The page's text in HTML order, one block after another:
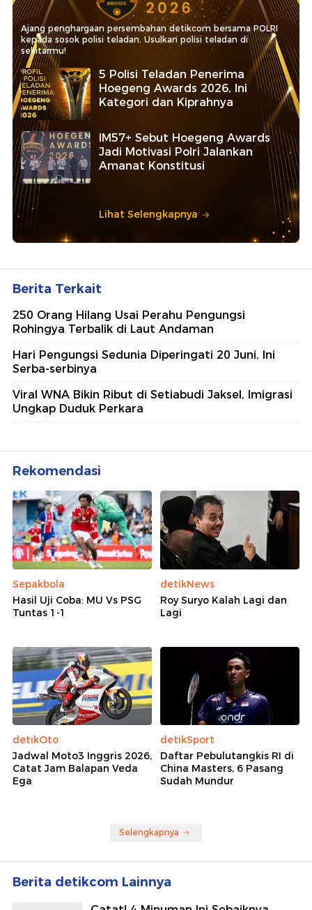
Ajang penghargaan persembahan detikcom bersama POLRI
kepada sosok polisi teladan. Usulkan polisi teladan di
sekitarmu!
5 Polisi Teladan Penerima
Hoegeng Awards 2026, Ini
Kategori dan Kiprahnya
IM57+ Sebut Hoegeng Awards
Jadi Motivasi Polri Jalankan
Amanat Konstitusi
Lihat Selengkapnya
Berita Terkait
250 Orang Hilang Usai Perahu Pengungsi
Rohingya Terbalik di Laut Andaman
Hari Pengungsi Sedunia Diperingati 20 Juni, Ini
Serba-serbinya
Viral WNA Bikin Ribut di Setiabudi Jaksel, Imigrasi
Ungkap Duduk Perkara
Rekomendasi
Sepakbola
Hasil Uji Coba: MU Vs PSG
Tuntas 1-1
detikNews
Roy Suryo Kalah Lagi dan
Lagi
detikOto
Jadwal Moto3 Inggris 2026,
Catat Jam Balapan Veda
Ega
detikSport
Daftar Pebulutangkis RI di
China Masters, 6 Pasang
Sudah Mundur
Selengkapnya
Berita detikcom Lainnya